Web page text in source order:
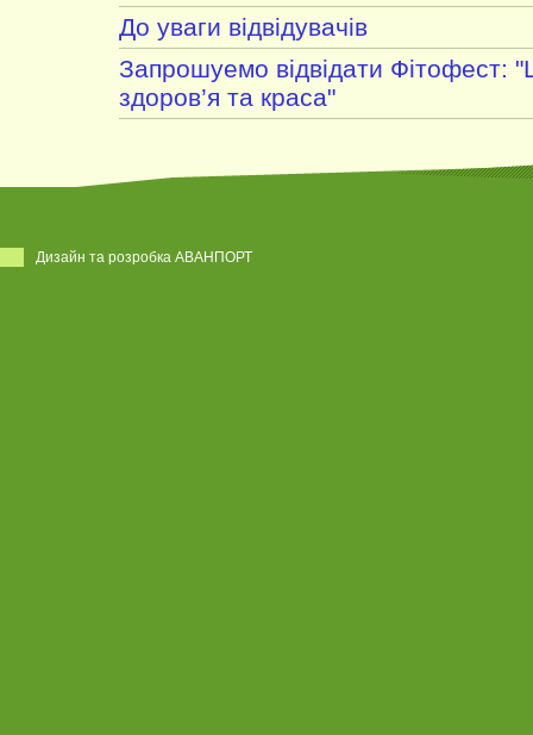
До уваги відвідувачів
Запрошуемо відвідати Фітофест:
здоров’я та краса"
Дизайн та розробка АВАНПОРТ